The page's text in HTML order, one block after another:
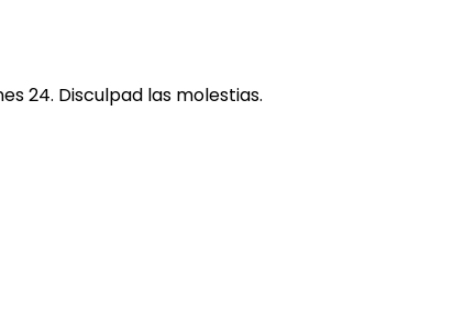
24. Disculpad las molestias.